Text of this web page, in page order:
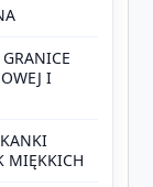
I
MIĘKKICH